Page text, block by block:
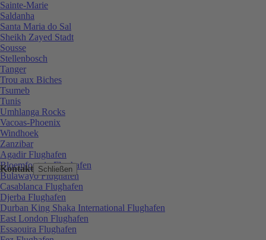
Kontakt Schließen
Sainte-Marie
Saldanha
Santa Maria do Sal
Sheikh Zayed Stadt
Sousse
Stellenbosch
Tanger
Trou aux Biches
Tsumeb
Tunis
Umhlanga Rocks
Vacoas-Phoenix
Windhoek
Zanzibar
Agadir Flughafen
Bloemfontein Flughafen
Bulawayo Flughafen
Casablanca Flughafen
Djerba Flughafen
Durban King Shaka International Flughafen
East London Flughafen
Essaouira Flughafen